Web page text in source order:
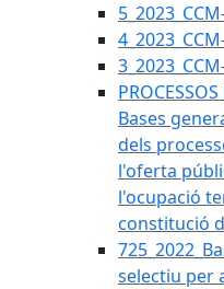
Bases
dels
l'oferta
l'ocupació
constitució
selectiu per